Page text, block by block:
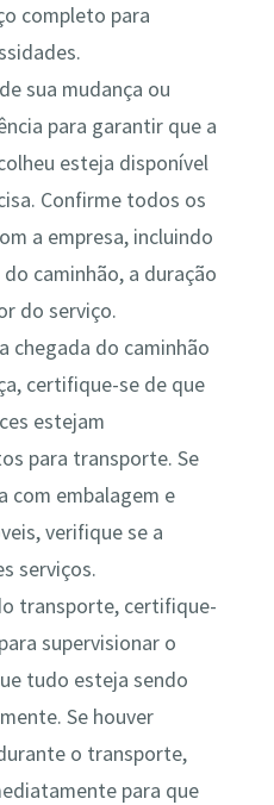
completo para
sua mudança ou
para garantir que a
esteja disponível
Confirme todos os
a empresa, incluindo
caminhão, a duração
do serviço.
chegada do caminhão
certifique-se de que
estejam
para transporte. Se
com embalagem e
verifique se a
serviços.
transporte, certifique-
supervisionar o
tudo esteja sendo
Se houver
o transporte,
para que